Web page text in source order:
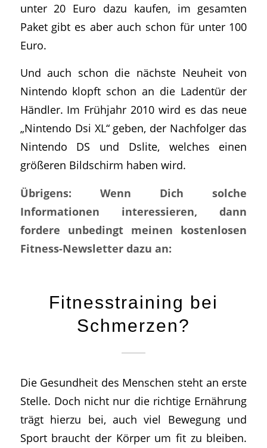
unter 20 Euro dazu kaufen, im gesamten
Paket gibt es aber auch schon für unter 100
Euro.
Und auch schon die nächste Neuheit von
Nintendo klopft schon an die Ladentür der
Händler. Im Frühjahr 2010 wird es das neue
„Nintendo Dsi XL“ geben, der Nachfolger das
Nintendo DS und Dslite, welches einen
größeren Bildschirm haben wird.
Übrigens: Wenn Dich solche
Informationen interessieren, dann
fordere unbedingt meinen kostenlosen
Fitness-Newsletter dazu an:
Fitnesstraining bei
Schmerzen?
Die Gesundheit des Menschen steht an erste
Stelle. Doch nicht nur die richtige Ernährung
trägt hierzu bei, auch viel Bewegung und
Sport braucht der Körper um fit zu bleiben.